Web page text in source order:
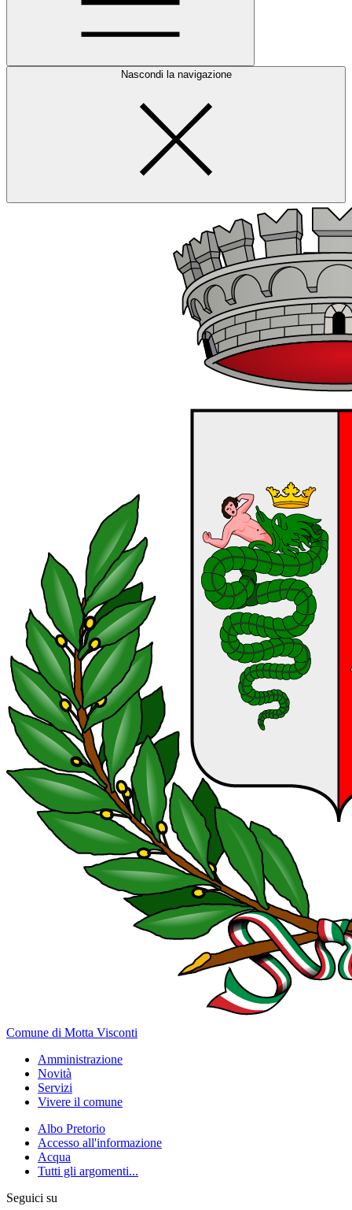
Nascondi la navigazione
Comune di Motta Visconti
Amministrazione
Novità
Servizi
Vivere il comune
Albo Pretorio
Accesso all'informazione
Acqua
Tutti gli argomenti...
Seguici su